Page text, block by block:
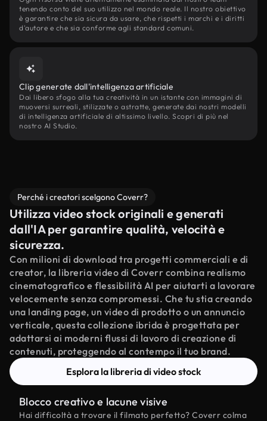
tenendo conto del suo utilizzo nel mondo reale. Il nostro obiettivo
è garantire che sia sicura da usare, che rispetti i marchi e i diritti
d'autore e che sia conforme agli standard comuni.
Clip generate dall'intelligenza artificiale
Dai libero sfogo alla tua creatività in un istante con immagini di
muoversi surreali, stilizzate o astratte, generate dai nostri modelli
di intelligenza artificiale di altissimo livello. Scopri di più nel
nostro AI Studio.
Perché i creatori scelgono Coverr?
Utilizza video stock originali e generati
dall'IA per garantire qualità, velocità e
sicurezza.
Con milioni di download tra progetti commerciali e di
creator, la libreria video di Coverr combina realismo
cinematografico e flessibilità AI per aiutarti a lavorare
velocemente senza compromessi. Che tu stia creando
una landing page, un video di prodotto o un annuncio
verticale, questa collezione ibrida è progettata per
adattarsi ai moderni flussi di lavoro di creazione di
contenuti, proteggendo al contempo il tuo brand.
Esplora la libreria di video stock
Blocco creativo e lacune visive
Hai difficoltà a trovare il filmato perfetto? Coverr colma